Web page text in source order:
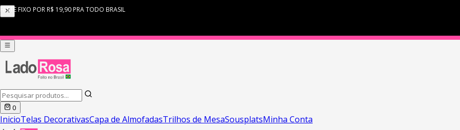
0
InicioTelas DecorativasCapa de AlmofadasTrilhos de MesaSousplatsMinha Conta